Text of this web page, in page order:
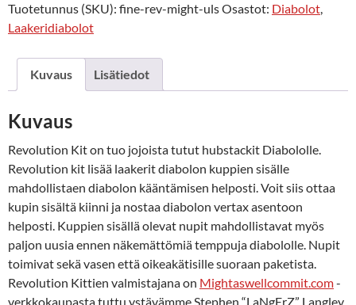
Solution
Revolution
määrä
Tuotetunnus (SKU): fine-rev-might-ulsOsastot: Diabolot,
Laakeridiabolot
Kuvaus Lisätiedot
Kuvaus
Revolution Kit on tuo jojoista tutut hubstackit Diabololle.
Revolution kit lisää laakerit diabolon kuppien sisälle
mahdollistaen diabolon kääntämisen helposti. Voit siis ottaa
kupin sisältä kiinni ja nostaa diabolon vertax asentoon
helposti. Kuppien sisällä olevat nupit mahdollistavat myös
paljon uusia ennen näkemättömiä temppuja diabololle. Nupit
toimivat sekä vasen että oikeakätisille suoraan paketista.
Revolution Kittien valmistajana on Mightaswellcommit.com-
verkkokaupasta tuttu ystävämme Stephen “LaNgErZ” Langley.